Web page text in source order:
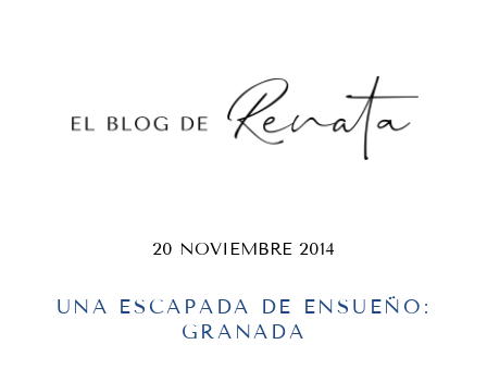
20 NOVIEMBRE 2014
UNA ESCAPADA DE ENSUEÑO:
GRANADA